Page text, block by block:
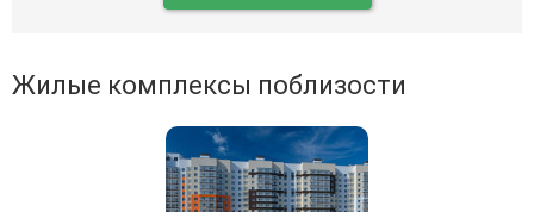
Жилые комплексы поблизости